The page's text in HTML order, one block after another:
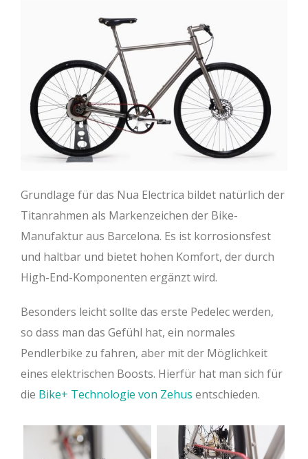
Grundlage für das Nua Electrica bildet natürlich der
Titanrahmen als Markenzeichen der Bike-
Manufaktur aus Barcelona. Es ist korrosionsfest
und haltbar und bietet hohen Komfort, der durch
High-End-Komponenten ergänzt wird.
Besonders leicht sollte das erste Pedelec werden,
so dass man das Gefühl hat, ein normales
Pendlerbike zu fahren, aber mit der Möglichkeit
eines elektrischen Boosts. Hierfür hat man sich für
die Bike+ Technologie von Zehus entschieden.